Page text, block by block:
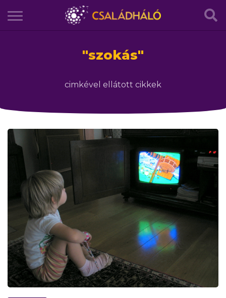
"szokás"
cimkével ellátott cikkek